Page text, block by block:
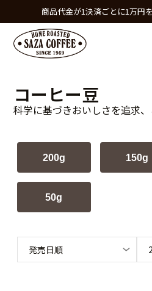
商品代金が1決済ごとに1万円
コーヒー豆
科学に基づきおいしさを追求、
50g
150g
200g